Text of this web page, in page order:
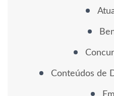
Conteúdos de